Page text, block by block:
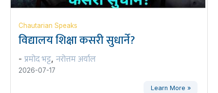
Chautarian Speaks
विद्यालय शिक्षा कसरी सुधार्ने?
- प्रमोद भट्ट, नरोत्तम अर्याल
2026-07-17
Learn More »